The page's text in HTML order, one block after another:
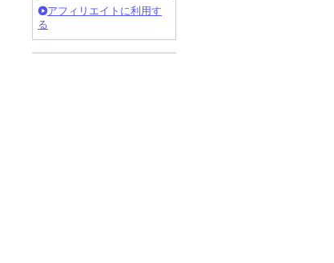
アフィリエイトに利用す
る